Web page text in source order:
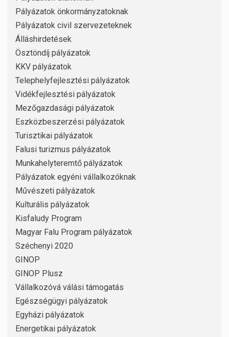
Pályázatok önkormányzatoknak
Pályázatok civil szervezeteknek
Álláshirdetések
Ösztöndíj pályázatok
KKV pályázatok
Telephelyfejlesztési pályázatok
Vidékfejlesztési pályázatok
Mezőgazdasági pályázatok
Eszközbeszerzési pályázatok
Turisztikai pályázatok
Falusi turizmus pályázatok
Munkahelyteremtő pályázatok
Pályázatok egyéni vállalkozóknak
Művészeti pályázatok
Kulturális pályázatok
Kisfaludy Program
Magyar Falu Program pályázatok
Széchenyi 2020
GINOP
GINOP Plusz
Vállalkozóvá válási támogatás
Egészségügyi pályázatok
Egyházi pályázatok
Energetikai pályázatok